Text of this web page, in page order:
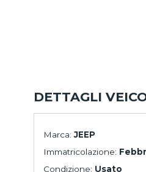
DETTAGLI
Marca:JEEP
Immatricolazione:
Condizione: Usato